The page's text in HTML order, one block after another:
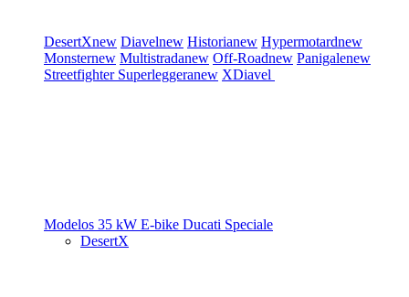
DesertXnew Diavelnew Historianew Hypermotardnew
Monsternew Multistradanew Off-Roadnew Panigalenew
Streetfighter Superleggeranew XDiavel
Modelos 35 kW E-bike Ducati Speciale
DesertX